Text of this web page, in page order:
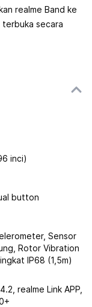
realme Band ke
terbuka secara
inci)
button
Sensor
Rotor Vibration
IP68 (1,5m)
realme Link APP,